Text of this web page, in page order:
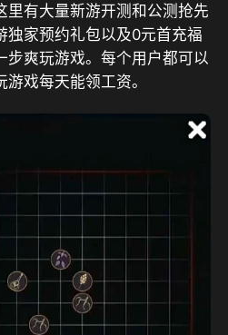
里有大量新游开测和公测抢先
独家预约礼包以及0元首充福
步爽玩游戏。每个用户都可以
戏每天能领工资。